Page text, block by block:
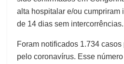
alta hospitalar e/ou cumpriram
de 14 dias sem intercorrências.
Foram notificados 1.734
pelo coronavírus. Esse